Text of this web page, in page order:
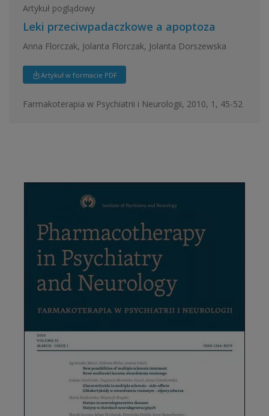
Artykuł poglądowy
Leki przeciwpadaczkowe a apoptoza
Anna Florczak, Jolanta Florczak, Jolanta Dorszewska
Artykuł w formacie PDF
Farmakoterapia w Psychiatrii i Neurologii, 2010, 1, 45-52